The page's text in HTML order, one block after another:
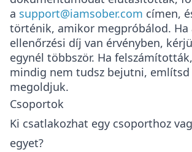
a support@iamsober.com címen,
történik, amikor megpróbálod. Ha
ellenőrzési díj van érvényben,
egynél többször. Ha
mindig nem tudsz bejutni, említsd
megoldjuk.
Csoportok
Ki csatlakozhat egy csoporthoz
egyet?